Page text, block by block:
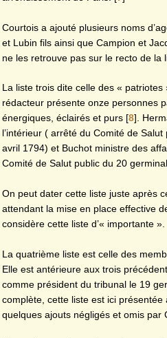
Courtois a ajouté plusieurs noms
et Lubin fils ainsi que Campion et
ne les retrouve pas sur le recto de la
La liste trois dite celle des «
rédacteur présente onze personnes
énergiques, éclairés et purs [8].
l’intérieur ( arrêté du Comité de
avril 1794) et Buchot ministre des
Comité de Salut public du 20
On peut dater cette liste juste après
attendant la mise en place effective
considère cette liste d’« importante ».
La quatrième liste est celle des
Elle est antérieure aux trois
comme président du tribunal le 19
complète, cette liste est ici
quelques ajouts négligés et omis par